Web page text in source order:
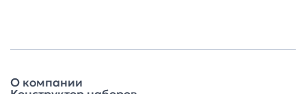
О компании